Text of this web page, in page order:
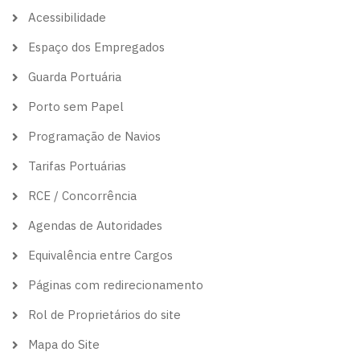
Acessibilidade
Espaço dos Empregados
Guarda Portuária
Porto sem Papel
Programação de Navios
Tarifas Portuárias
RCE / Concorrência
Agendas de Autoridades
Equivalência entre Cargos
Páginas com redirecionamento
Rol de Proprietários do site
Mapa do Site